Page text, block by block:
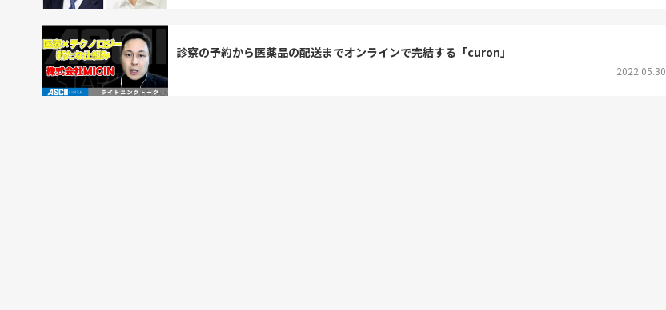
診察の予約から医薬品の配送までオンラインで完結する「curon」
2022.05.30